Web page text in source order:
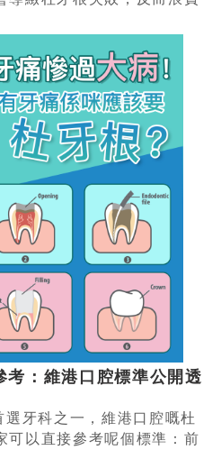
考：維港口腔標準公開透
牙科之一，維港口腔嘅杜
可以直接參考呢個標準：前